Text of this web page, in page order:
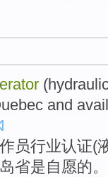
(
and
员行业认证(
岛省是 自愿的。